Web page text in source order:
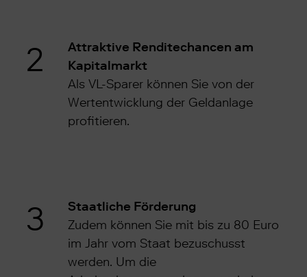
2
Attraktive Renditechancen am
Kapitalmarkt
Als VL-Sparer können Sie von der
Wertentwicklung der Geldanlage
profitieren.
3
Staatliche Förderung
Zudem können Sie mit bis zu 80 Euro
im Jahr vom Staat bezuschusst
werden. Um die